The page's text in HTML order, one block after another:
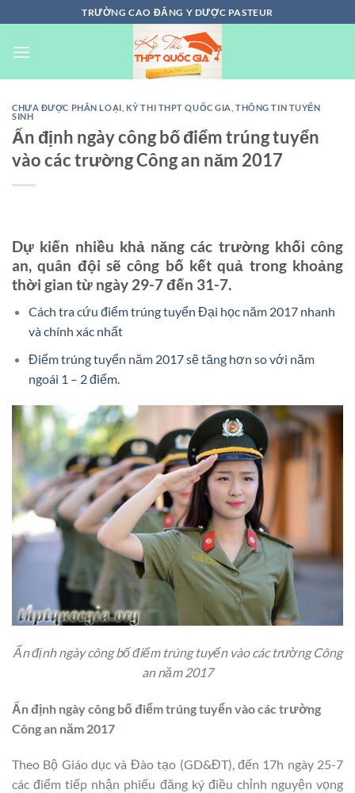
đến
nội
TRƯỜNG CAO ĐẲNG Y DƯỢC PASTEUR
CHƯA ĐƯỢC PHÂN LOẠI KỲ THI THPT QUỐC GIA ,THÔNG TIN TUYỂN
SINH
Ấn định ngày công bố điểm trúng tuyển
vào các trường Công an năm 2017
Dự kiến nhiều khả năng các trường khối công
an, quân đội sẽ công bố kết quả trong khoảng
thời gian từ ngày 29-7 đến 31-7.
Cách tra cứu điểm trúng tuyển Đại học năm 2017 nhanh
và chính xác nhất
Điểm trúng tuyển năm 2017 sẽ tăng hơn so với năm
ngoái 1 – 2 điểm.
Ấn định ngày công bố điểm trúng tuyển vào các trường Công
an năm 2017
Ấn định ngày công bố điểm trúng tuyển vào các trường
Công an năm 2017
Theo Bộ Giáo dục và Đào tạo (GD&ĐT), đến 17h ngày 25-7
các điểm tiếp nhận phiếu đăng ký điều chỉnh nguyện vọng